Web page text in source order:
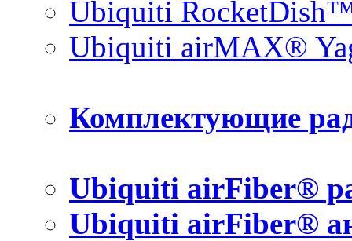
Ubiquiti
Ubiquiti airMAX®
Комплектующие
Ubiquiti airFiber®
Ubiquiti airFiber®